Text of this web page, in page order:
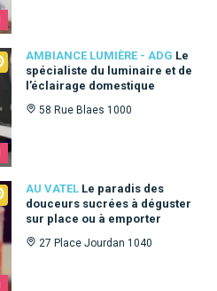
AMBIANCE LUMIÈRE - ADG Le
spécialiste du luminaire et de
l’éclairage domestique
58 Rue Blaes 1000
AU VATEL Le paradis des
douceurs sucrées à déguster
sur place ou à emporter
27 Place Jourdan 1040